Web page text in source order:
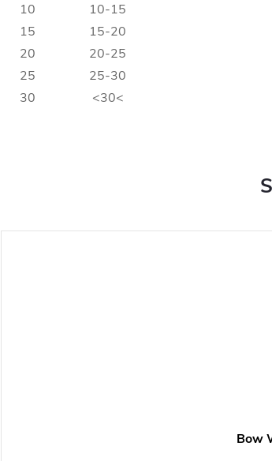
10 10-15
15 15-20
20 20-25
25 25-30
30 <30<
Bow